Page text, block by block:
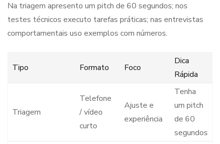
Na triagem apresento um pitch de 60 segundos; nos
testes técnicos executo tarefas práticas; nas entrevistas
comportamentais uso exemplos com números.
Tipo Formato Foco
Dica
Rápida
Triagem
Telefone
/ vídeo
curto
Ajuste e
experiência
Tenha
um pitch
de 60
segundos